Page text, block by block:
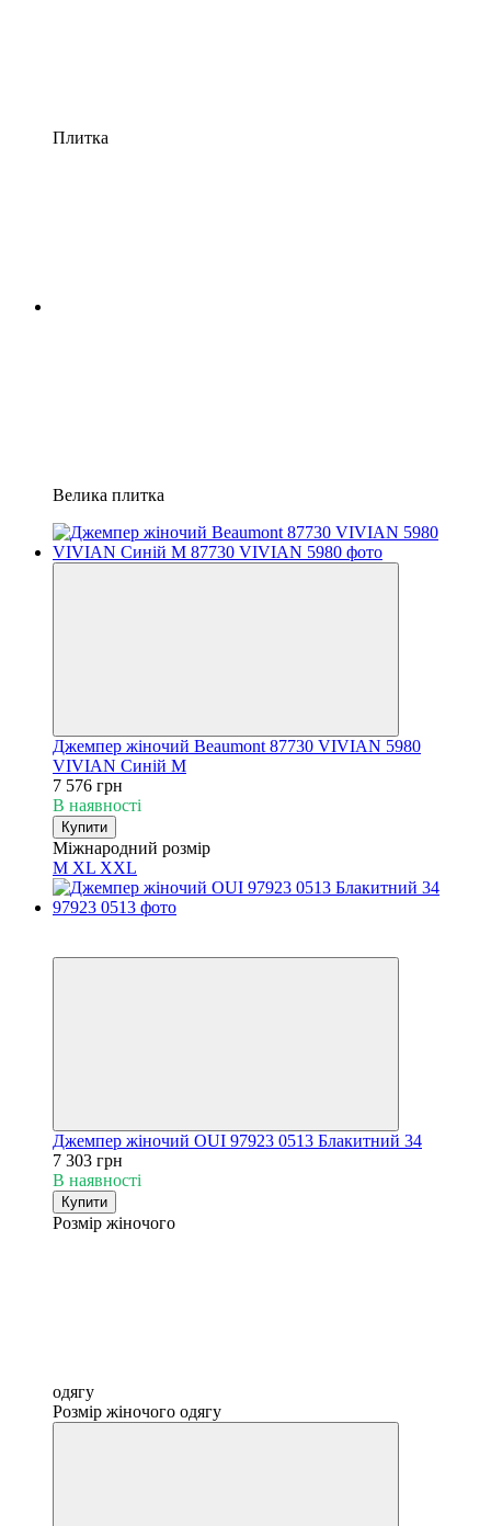
Плитка
Велика плитка
Джемпер жіночий Beaumont 87730 VIVIAN 5980
VIVIAN Синій M
7 576 грн
В наявності
Купити
Міжнародний розмір
M XL XXL
Джемпер жіночий OUI 97923 0513 Блакитний 34
7 303 грн
В наявності
Купити
Розмір жіночого
одягу
Розмір жіночого одягу